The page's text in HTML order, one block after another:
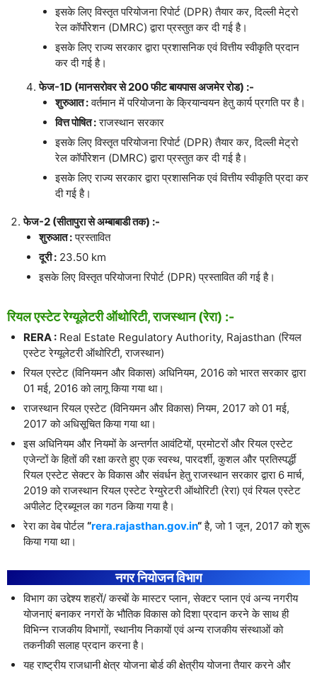
इसके लिए विस्तृत परियोजना रिपोर्ट (DPR) तैयार कर, दिल्ली मेट्रो
रेल कॉर्पोरेशन (DMRC) द्वारा प्रस्तुत कर दी गई है।
इसके लिए राज्य सरकार द्वारा प्रशासनिक एवं वित्तीय स्वीकृति प्रदान
कर दी गई है।
फेज-1D (मानसरोवर से 200 फीट बायपास अजमेर रोड) :-
शुरुआत :वर्तमान में परियोजना के क्रियान्वयन हेतु कार्य प्रगति पर है।
वित्त पोषित :राजस्थान सरकार
इसके लिए विस्तृत परियोजना रिपोर्ट (DPR) तैयार कर, दिल्ली मेट्रो
रेल कॉर्पोरेशन (DMRC) द्वारा प्रस्तुत कर दी गई है।
इसके लिए राज्य सरकार द्वारा प्रशासनिक एवं वित्तीय स्वीकृति प्रदा कर
दी गई है।
फेज-2 (सीतापुरा से अम्बाबाडी तक) :-
शुरुआत :प्रस्तावित
दूरी : 23.50 km
इसके लिए विस्तृत परियोजना रिपोर्ट (DPR) प्रस्तावित की गई है।
रियल एस्टेट रेग्यूलेटरी ऑथोरिटी, राजस्थान (रेरा) :-
RERA :Real Estate Regulatory Authority, Rajasthan (रियल
एस्टेट रेग्यूलेटरी ऑथोरिटी, राजस्थान)
रियल एस्टेट (विनियमन और विकास) अधिनियम, 2016 को भारत सरकार द्वारा
01 मई, 2016 को लागू किया गया था।
राजस्थान रियल एस्टेट (विनियमन और विकास) नियम, 2017 को 01 मई,
2017 को अधिसूचित किया गया था।
इस अधिनियम और नियमों के अन्तर्गत आवंटियों, प्रमोटरों और रियल एस्टेट
एजेन्टों के हितों की रक्षा करते हुए एक स्वस्थ, पारदर्शी, कुशल और प्रतिस्पर्द्धी
रियल एस्टेट सेक्टर के विकास और संवर्धन हेतु राजस्थान सरकार द्वारा 6 मार्च,
2019 को राजस्थान रियल एस्टेट रेग्युरेटरी ऑथोरिटी (रेरा) एवं रियल एस्टेट
अपीलेट ट्रिब्यूनल का गठन किया गया है।
रेरा का वेब पोर्टल “rera.rajasthan.gov.in“है, जो 1 जून, 2017 को शुरू
किया गया था।
नगर नियोजन विभाग
विभाग का उद्देश्य शहरों/ कस्बों के मास्टर प्लान, सेक्टर प्लान एवं अन्य नगरीय
योजनाएं बनाकर नगरों के भौतिक विकास को दिशा प्रदान करने के साथ ही
विभिन्न राजकीय विभागों, स्थानीय निकायों एवं अन्य राजकीय संस्थाओं को
तकनीकी सलाह प्रदान करना है।
यह राष्ट्रीय राजधानी क्षेत्र योजना बोर्ड की क्षेत्रीय योजना तैयार करने और